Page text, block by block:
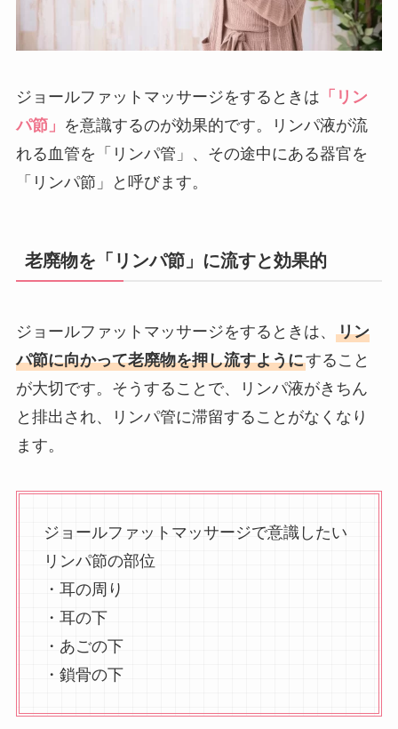
ジョールファットマッサージをするときは 「リン
パ節」 を意識するのが効果的です。リンパ液が流
れる血管を「リンパ管」、その途中にある器官を
「リンパ節」と呼びます。
老廃物を「リンパ節」に流すと効果的
ジョールファットマッサージをするときは、 リン
パ節に向かって老廃物を押し流すようにすること
が大切です。そうすることで、リンパ液がきちん
と排出され、リンパ管に滞留することがなくなり
ます。
ジョールファットマッサージで意識したい
リンパ節の部位
・耳の周り
・耳の下
・あごの下
・鎖骨の下